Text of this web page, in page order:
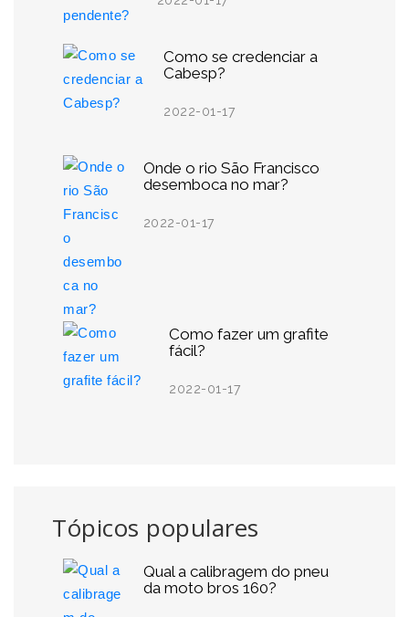
Como se credenciar a
Cabesp?
2022-01-17
Onde o rio São Francisco
desemboca no mar?
2022-01-17
Como fazer um grafite
fácil?
2022-01-17
Tópicos populares
Qual a calibragem do pneu
da moto bros 160?